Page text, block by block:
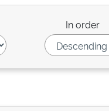
In order